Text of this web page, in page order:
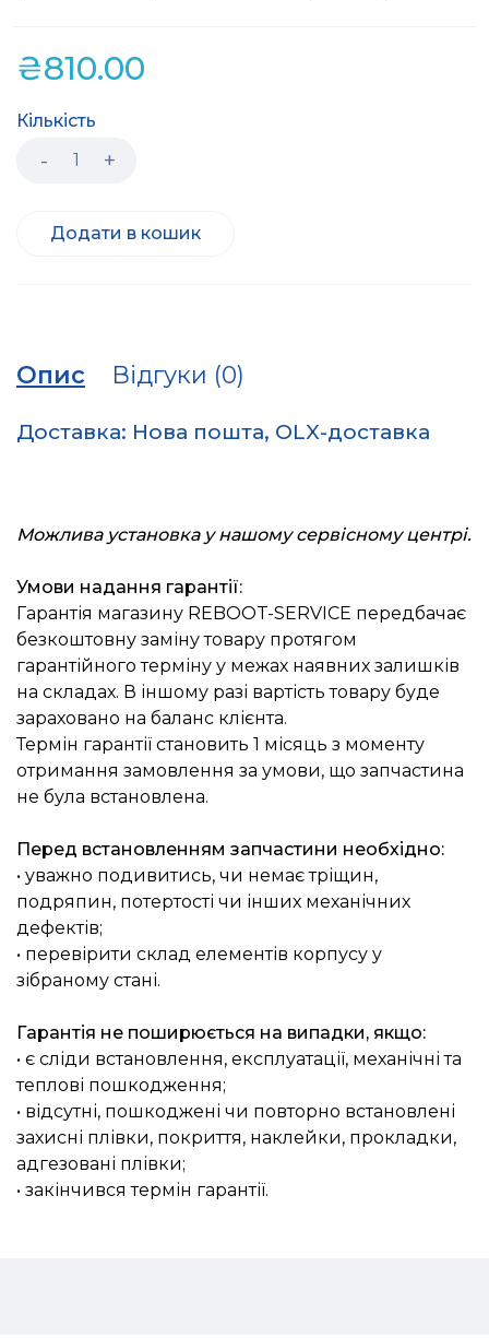
₴810.00
Кількість
Додати в кошик
Опис Відгуки (0)
Доставка: Нова пошта, OLX-доставка
Можлива установка у нашому сервісному центрі.
Умови надання гарантії:
Гарантія магазину REBOOT-SERVICE передбачає
безкоштовну заміну товару протягом
гарантійного терміну у межах наявних залишків
на складах. В іншому разі вартість товару буде
зараховано на баланс клієнта.
Термін гарантії становить 1 місяць з моменту
отримання замовлення за умови, що запчастина
не була встановлена.
Перед встановленням запчастини необхідно:
• уважно подивитись, чи немає тріщин,
подряпин, потертості чи інших механічних
дефектів;
• перевірити склад елементів корпусу у
зібраному стані.
Гарантія не поширюється на випадки, якщо:
• є сліди встановлення, експлуатації, механічні та
теплові пошкодження;
• відсутні, пошкоджені чи повторно встановлені
захисні плівки, покриття, наклейки, прокладки,
адгезовані плівки;
• закінчився термін гарантії.